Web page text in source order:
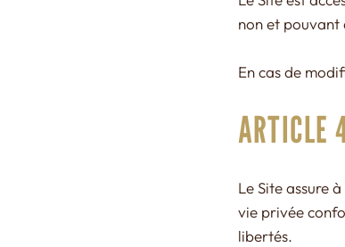
non et pouvant
En cas de
ARTICLE
Le Site assure
vie privée
libertés.